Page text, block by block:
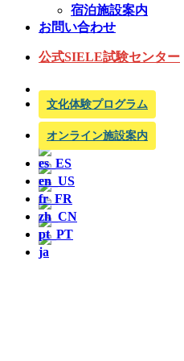
宿泊施設案内
お問い合わせ
公式SIELE試験センター
文化体験プログラム
オンライン施設案内